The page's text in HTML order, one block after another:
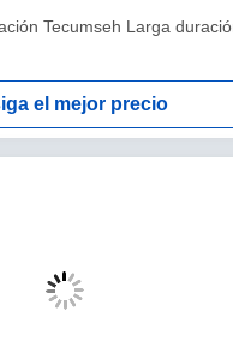
Tecumseh Larga
el mejor precio